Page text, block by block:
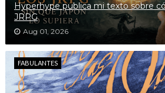
Hyperhype publica mi texto sobre
JRPG
Aug 01, 2026
FABULANTES